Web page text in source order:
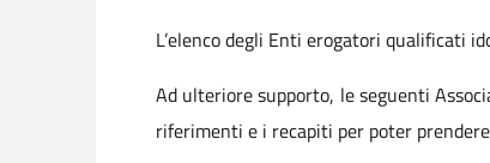
L’elenco degli Enti erogatori qualificati
Ad ulteriore supporto, le seguenti
riferimenti e i recapiti per poter